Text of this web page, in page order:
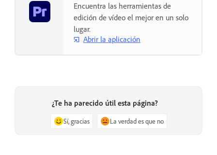
Encuentra las herramientas de
edición de vídeo el mejor en un solo
lugar.
Abrir la aplicación
¿Te ha parecido útil esta página?
Sí, gracias La verdad es que no